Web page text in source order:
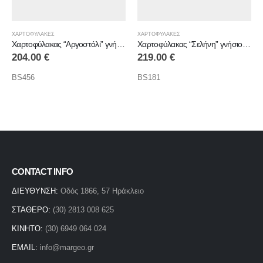
Χαρτοφύλακας “Αργοστόλι” γνήσιο δέρμα Χαρτοφύλακας “Σελήνη” γνήσιο δέρμα
CONTACT INFO
ΔΙΕΥΘΥΝΣΗ: Οδός 1866, 57 Ηράκλειο
ΣΤΑΘΕΡΟ: (30) 2813 008 625
ΚΙΝΗΤΟ: (30) 6949 064 024
EMAIL: info@margeo.gr